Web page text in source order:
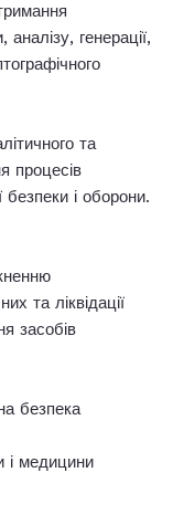
генерації,
та
процесів
безпеки і оборони.
та ліквідації
засобів
безпека
і медицини